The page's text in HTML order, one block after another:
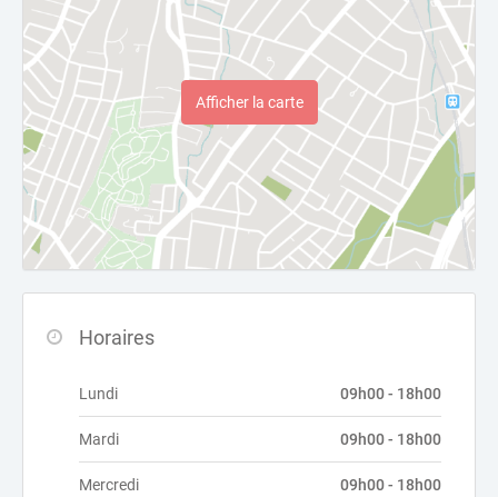
Afficher la carte
Horaires
Lundi 09h00 - 18h00
Mardi 09h00 - 18h00
Mercredi 09h00 - 18h00